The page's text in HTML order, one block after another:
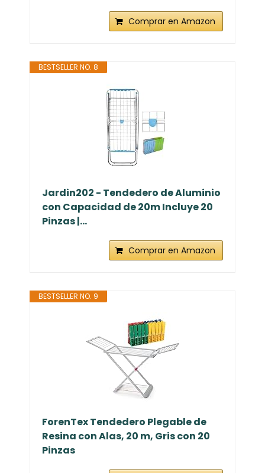
Comprar en Amazon
BESTSELLER NO. 8
Jardin202 - Tendedero de Aluminio
con Capacidad de 20m Incluye 20
Pinzas |...
Comprar en Amazon
BESTSELLER NO. 9
ForenTex Tendedero Plegable de
Resina con Alas, 20 m, Gris con 20
Pinzas